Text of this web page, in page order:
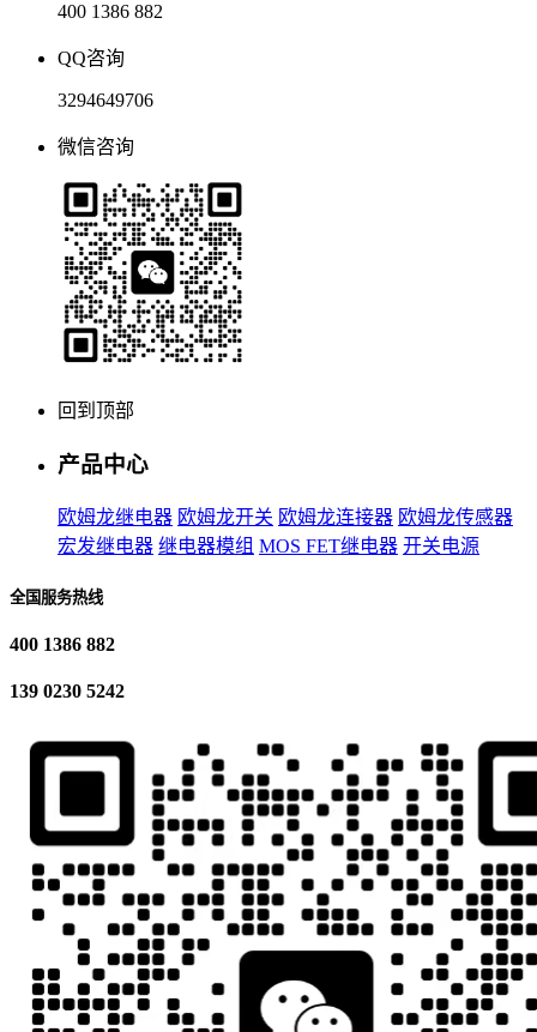
400 1386 882
QQ咨询
3294649706
微信咨询
回到顶部
产品中心
欧姆龙继电器 欧姆龙开关 欧姆龙连接器 欧姆龙传感器
宏发继电器 继电器模组 MOS FET继电器 开关电源
全国服务热线
400 1386 882
139 0230 5242